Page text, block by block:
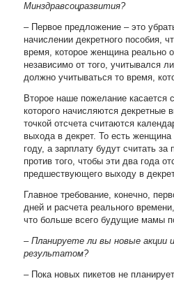
Минздравсоцразвития?
– Первое предложение – это
начислении декретного пособия,
время, которое женщина реально
независимо от того, учитывался
должно учитываться то время,
Второе наше пожелание касается
которого начисляются декретные
точкой отсчета считаются
выхода в декрет. То есть женщина
году, а зарплату будут считать
против того, чтобы эти два года
предшествующего выходу в
Главное требование, конечно,
дней и расчета реального
что больше всего будущие мамы
– Планируете ли вы новые акции
результатом?
– Пока новых пикетов не